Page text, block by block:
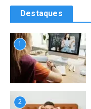
Destaques
1
2